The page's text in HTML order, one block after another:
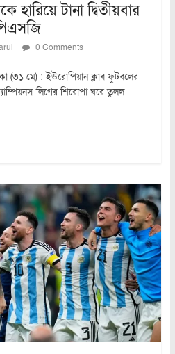
হারিয়ে টানা দ্বিতীয়বার
0 Comments
(৩১ মে) : ইউরোপিয়ান ক্লাব ফুটবলের
লিগের শিরোপা ঘরে তুলল